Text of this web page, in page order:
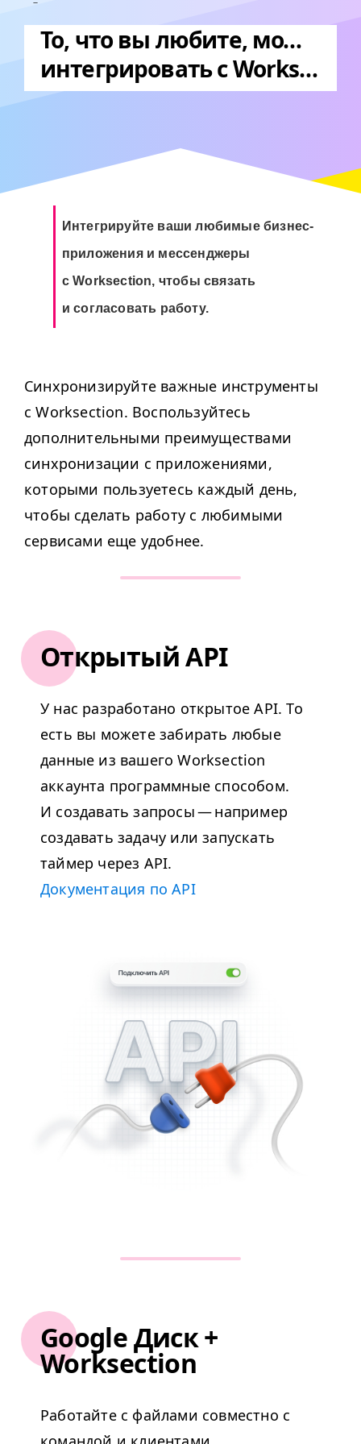
То, что вы любите, можно
интегрировать с Worksection
Интегрируйте ваши любимые бизнес-
приложения и мессенджеры
с Worksection, чтобы связать
и согласовать работу.
Синхронизируйте важные инструменты
с Worksection. Воспользуйтесь
дополнительными преимуществами
синхронизации c приложениями,
которыми пользуетесь каждый день,
чтобы сделать работу с любимыми
сервисами еще удобнее.
Открытый API
У нас разработано открытоеAPI. То
есть вы можете забирать любые
данные из вашего Worksection
аккаунта программные способом.
И создавать запросы — например
создавать задачу или запускать
таймер через API.
Документация поAPI
Google Диск +
Worksection
Работайте с файлами совместно с